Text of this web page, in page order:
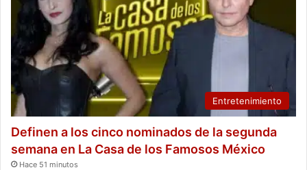
Entretenimiento
Definen a los cinco nominados de la segunda
semana en La Casa de los Famosos México
Hace 51 minutos